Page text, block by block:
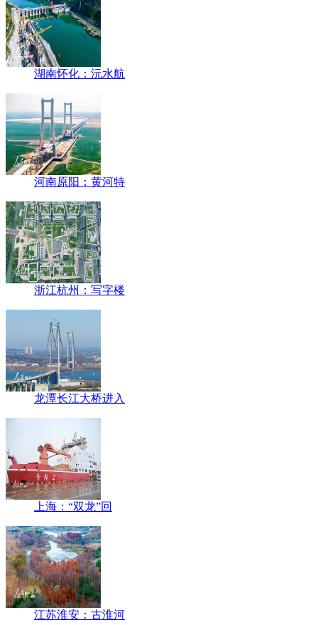
湖南怀化：沅水航
河南原阳：黄河特
浙江杭州：写字楼
龙潭长江大桥进入
上海：“双龙”回
江苏淮安：古淮河